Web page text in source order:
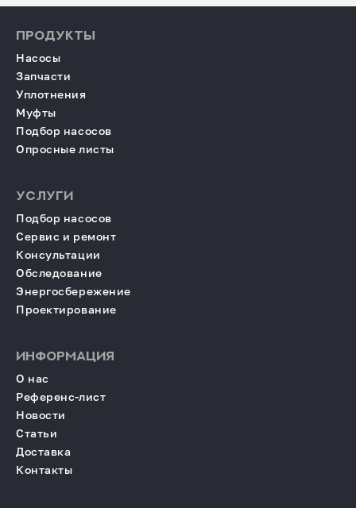
ПРОДУКТЫ
Насосы
Запчасти
Уплотнения
Муфты
Подбор насосов
Опросные листы
УСЛУГИ
Подбор насосов
Сервис и ремонт
Консультации
Обследование
Энергосбережение
Проектирование
ИНФОРМАЦИЯ
О нас
Референс-лист
Новости
Статьи
Доставка
Контакты